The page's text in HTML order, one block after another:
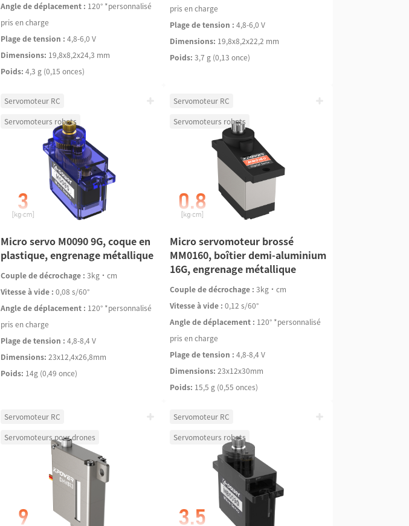
Angle de déplacement : 120° *personnalisé
pris en charge
Plage de tension : 4,8-6,0 V
Dimensions: 19,8x8,2x24,3 mm
Poids: 4,3 g (0,15 onces)
pris en charge
Plage de tension : 4,8-6,0 V
Dimensions: 19,8x8,2x22,2 mm
Poids: 3,7 g (0,13 once)
Servomoteur RC
Servomoteurs robots
Micro servo M0090 9G, coque en
plastique, engrenage métallique
Couple de décrochage : 3kg·cm
Vitesse à vide : 0,08 s/60°
Angle de déplacement : 120° *personnalisé
pris en charge
Plage de tension : 4,8-8,4 V
Dimensions: 23x12,4x26,8mm
Poids: 14g (0,49 once)
Servomoteur RC
Servomoteurs robots
Micro servomoteur brossé
MM0160, boîtier demi-aluminium
16G, engrenage métallique
Couple de décrochage : 3kg·cm
Vitesse à vide : 0,12 s/60°
Angle de déplacement : 120° *personnalisé
pris en charge
Plage de tension : 4,8-8,4 V
Dimensions: 23x12x30mm
Poids: 15,5 g (0,55 onces)
Servomoteur RC
Servomoteurs pour drones
Servomoteur RC
Servomoteurs robots